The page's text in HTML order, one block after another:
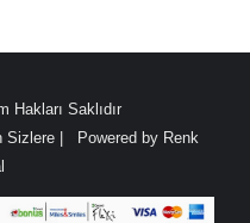
Saklıdır
Sizlere | Powered by Renk